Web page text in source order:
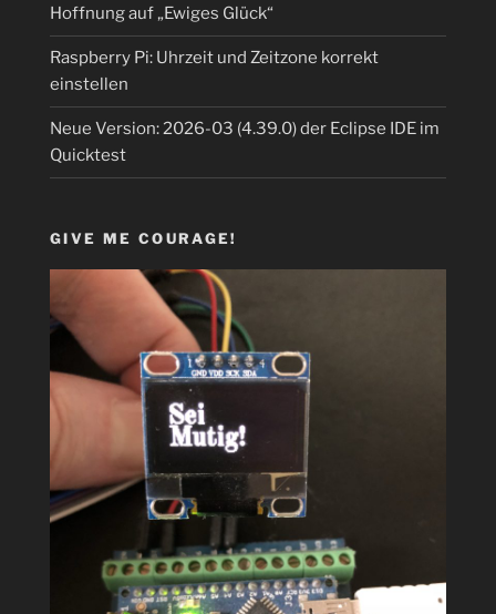
Hoffnung auf „Ewiges Glück“
Raspberry Pi: Uhrzeit und Zeitzone korrekt
einstellen
Neue Version: 2026-03 (4.39.0) der Eclipse IDE im
Quicktest
GIVE ME COURAGE!